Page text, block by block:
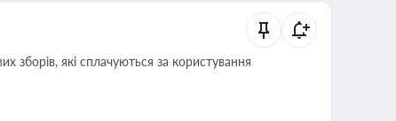
зборів, які сплачуються за користування